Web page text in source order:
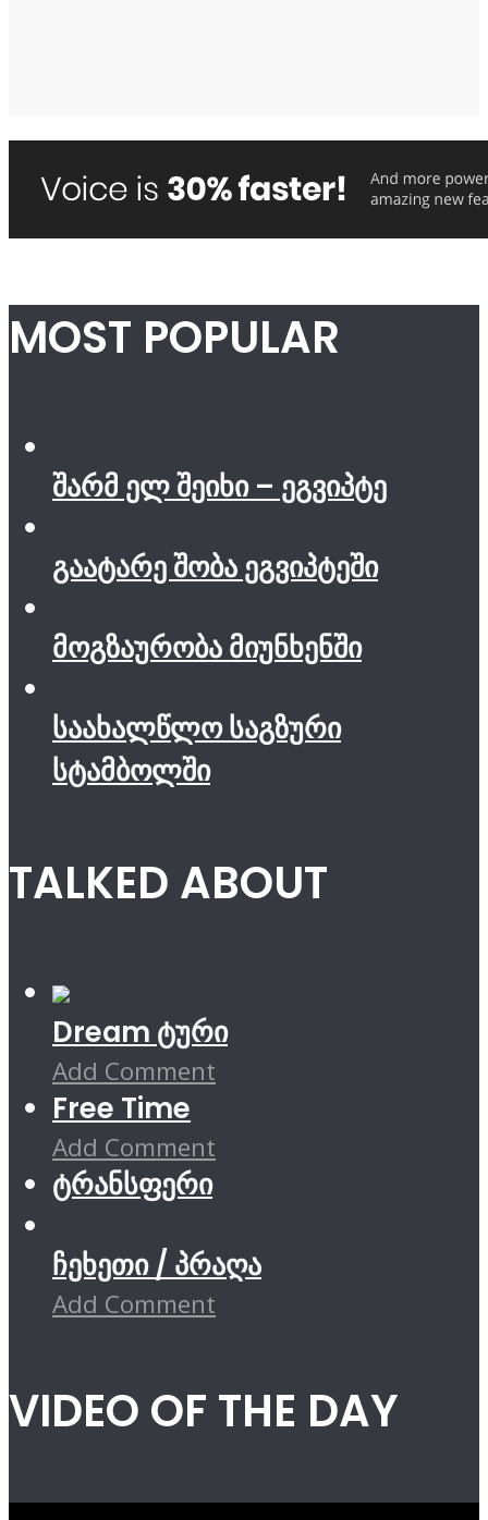
MOST POPULAR
შარმ ელ შეიხი – ეგვიპტე
გაატარე შობა ეგვიპტეში
მოგზაურობა მიუნხენში
საახალწლო საგზური
სტამბოლში
TALKED ABOUT
Dream ტური
Add Comment
Free Time
Add Comment
ტრანსფერი
ჩეხეთი / პრაღა
Add Comment
VIDEO OF THE DAY